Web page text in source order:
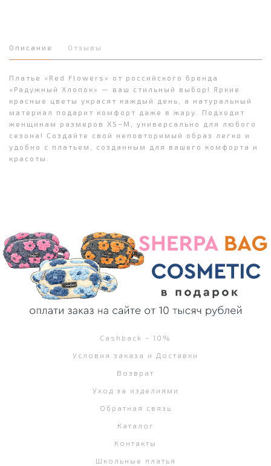
Описание Отзывы
Платье «Red Flowers» от российского бренда
«Радужный Хлопок» — ваш стильный выбор! Яркие
красные цветы украсят каждый день, а натуральный
материал подарит комфорт даже в жару. Подходит
женщинам размеров XS–M, универсально для любого
сезона! Создайте свой неповторимый образ легко и
удобно с платьем, созданным для вашего комфорта и
красоты.
Cashback - 10%
Условия заказа и Доставки
Возврат
Уход за изделиями
Обратная связь
Каталог
Контакты
Школьные платья